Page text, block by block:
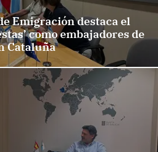
Emigración destaca el
como embajadores de
Cataluña